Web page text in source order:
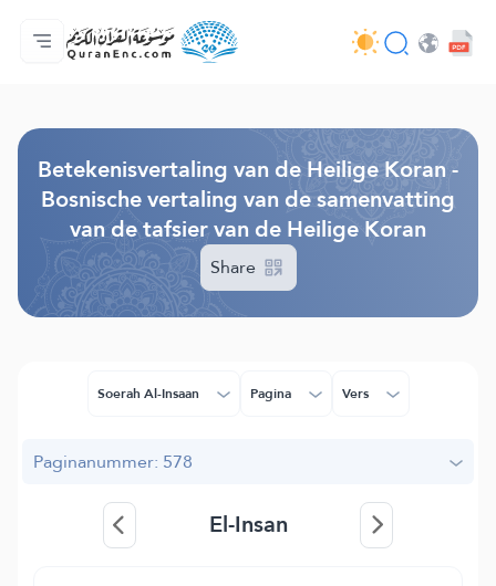
Homepagina
Inhoudsopgave van de vertalingen
Audio
Diensten voor ontwikkelaars - API
Over het project
Contacteer ons
Taal
Betekenisvertaling van de Heilige Koran -
Bosnische vertaling van de samenvatting
van de tafsier van de Heilige Koran
Share
Soerah Al-Insaan Pagina Vers
Paginanummer: 578
El-Insan